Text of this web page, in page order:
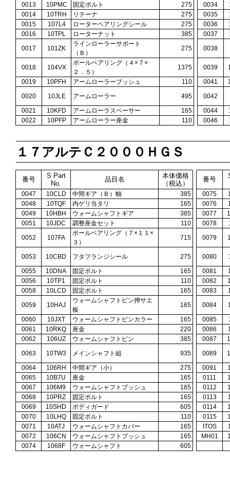
0013
10PMC 固定ボルト 275 0034
0014
10TRH リテーナ 275 0035
0015
107L4 ローターベアリングシール 275 0036
0016
10TPL ローターナット 385 0037
0017
101ZK
ラインローラーサポート
（Ｂ）
275 0038
0018 104VX
ボールベアリング（４×７×
２．５）
1375 0039
0019
10PFH アームローラーブッシュ 110 0041
0020
10JLE アームローラー 495 0042
0021
10KFD アームローラスペーサー 165 0044
0022
10PFP アームローラー座金 110 0046
１７アルテＣ２０００ＨＧＳ
番号
S Part
No.
品目名
本体価格
（税込）
番号
0047 10CLD 中間ギア（Ｂ）軸 385 0075
0048
10TQF 内ゲリ当タリ 165 0076
0049
10HBH ウォームシャフトギア 385 0077
0051
10JDC 調整座金セット 110 0078
0052
107FA
ボールベアリング（７×１１×
３）
715 0079
0053 10CBD フタフランジシール 275 0080
0055
10DNA 固定ボルト 165 0081
0056
10TP1 固定ボルト 110 0082
0058
10LCD 固定ボルト 165 0083
0059
10HAJ
ウォームシャフトピン押サエ
板
165 0084
0060
10JXT ウォームシャフトピンカラー 165 0085
0061
10RKQ 座金 220 0086
0062
106UZ ウォームシャフトピン 385 0087
0063
10TW3 メインシャフト組 935 0089
0064
106RH 中間ギア（小） 275 0091
0065
10B7U 座金 165 0111
0067
106M9 ウォームシャフトブッシュ 165 0112
0068
10PRZ 固定ボルト 165 0113
0069
10SHD ボディガード 605 0114
0070
10LHQ 固定ボルト 110 0115
0071
10ATJ ウォームシャフトカバー 165 ITOS
0072
106CN ウォームシャフトブッシュ 165 MH01
0074
1068F ウォームシャフト 605